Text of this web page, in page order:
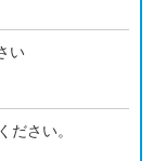
い
ださい。